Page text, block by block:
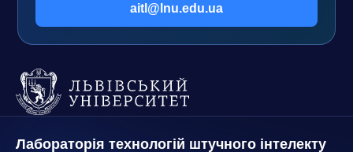
aitl@lnu.edu.ua
Лабораторія технологій штучного інтелекту